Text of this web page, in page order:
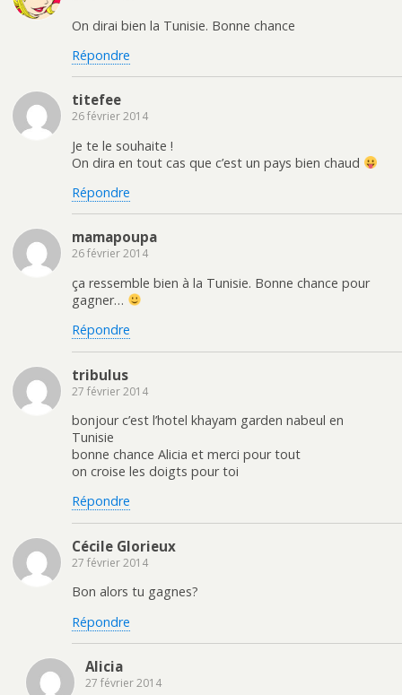
On dirai bien la Tunisie. Bonne chance
Répondre
titefee
26 février 2014
Je te le souhaite !
On dira en tout cas que c’est un pays bien chaud
Répondre
mamapoupa
26 février 2014
ça ressemble bien à la Tunisie. Bonne chance pour
gagner…
Répondre
tribulus
27 février 2014
bonjour c’est l’hotel khayam garden nabeul en
Tunisie
bonne chance Alicia et merci pour tout
on croise les doigts pour toi
Répondre
Cécile Glorieux
27 février 2014
Bon alors tu gagnes?
Répondre
Alicia
27 février 2014